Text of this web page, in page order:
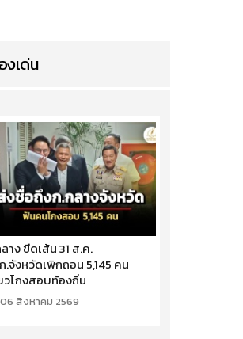
งเด่น
าง ขีดเส้น 31 ส.ค.
.จังหวัดเพิกถอน 5,145 คน
วโกงสอบท้องถิ่น
06 สิงหาคม 2569